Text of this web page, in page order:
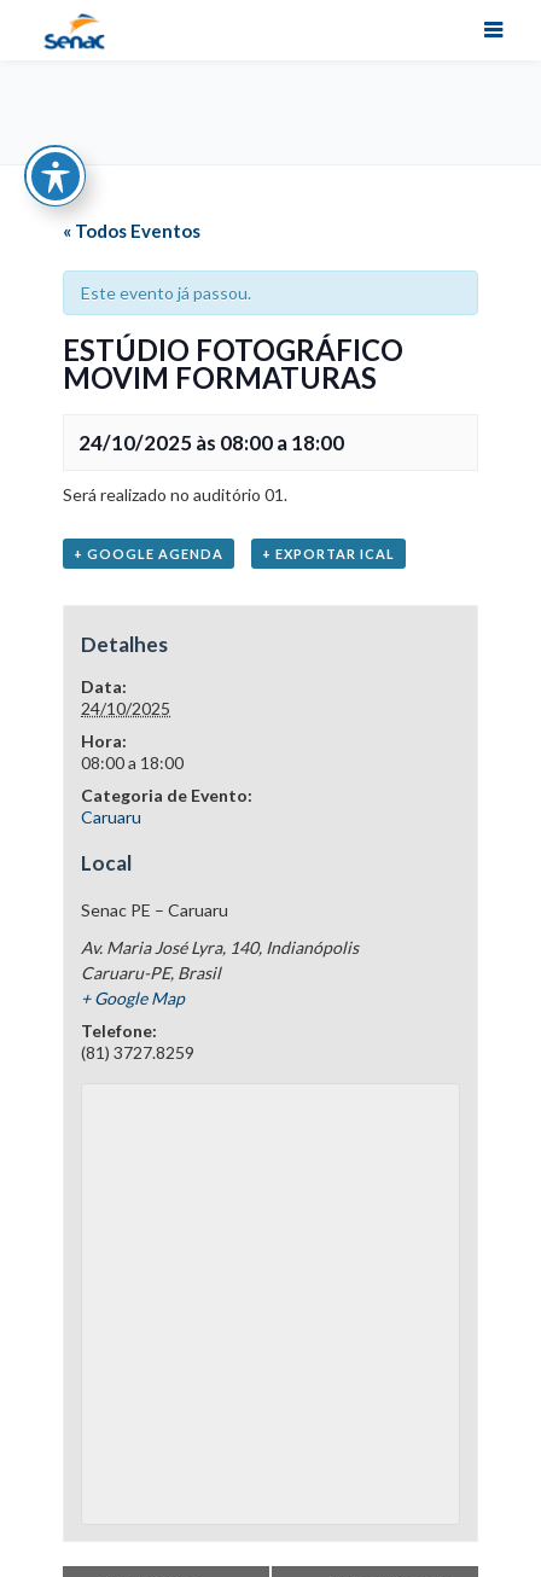
« Todos Eventos
Este evento já passou.
ESTÚDIO FOTOGRÁFICO
MOVIM FORMATURAS
24/10/2025 às 08:00a18:00
Será realizado no auditório 01.
+ GOOGLE AGENDA + EXPORTAR ICAL
Detalhes
Data:
24/10/2025
Hora:
08:00 a 18:00
Categoria de Evento:
Caruaru
Local
Senac PE – Caruaru
Av. Maria José Lyra, 140, Indianópolis
Caruaru-PE, Brasil
+ Google Map
Telefone:
(81) 3727.8259